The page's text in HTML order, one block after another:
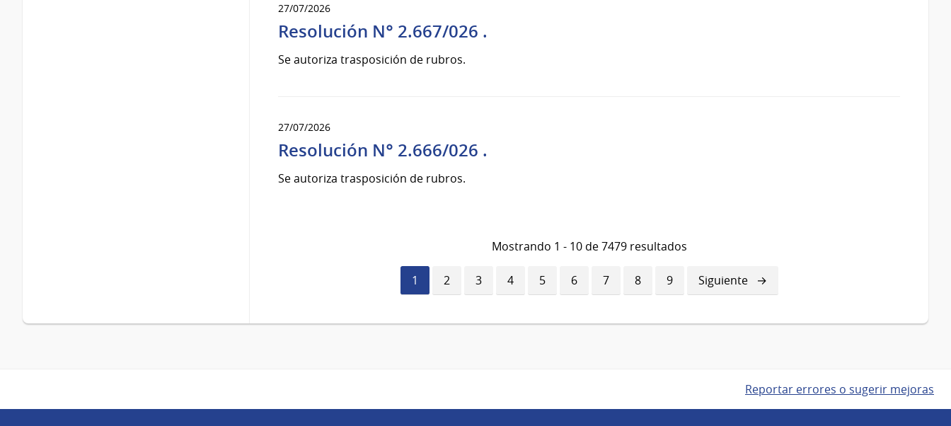
27/07/2026
Resolución N° 2.667/026 .
Se autoriza trasposición de rubros.
27/07/2026
Resolución N° 2.666/026 .
Se autoriza trasposición de rubros.
Mostrando 1 - 10 de 7479 resultados
Página
actual
1 Página
2 Página
3 Página
4 Página
5 Página
6 Página
7 Página
8 Página
9
Siguiente
página
Siguiente
Reportar errores o sugerir mejoras